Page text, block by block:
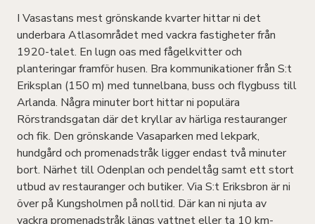
I Vasastans mest grönskande kvarter hittar ni det
underbara Atlasområdet med vackra fastigheter från
1920-talet. En lugn oas med fågelkvitter och
planteringar framför husen. Bra kommunikationer från S:t
Eriksplan (150 m) med tunnelbana, buss och flygbuss till
Arlanda. Några minuter bort hittar ni populära
Rörstrandsgatan där det kryllar av härliga restauranger
och fik. Den grönskande Vasaparken med lekpark,
hundgård och promenadstråk ligger endast två minuter
bort. Närhet till Odenplan och pendeltåg samt ett stort
utbud av restauranger och butiker. Via S:t Eriksbron är ni
över på Kungsholmen på nolltid. Där kan ni njuta av
vackra promenadstråk längs vattnet eller ta 10 km-